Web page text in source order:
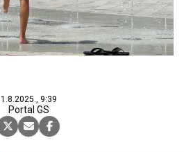
1.8.2025., 9:39
Portal GS